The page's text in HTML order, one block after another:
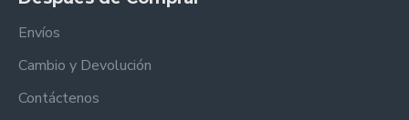
Envíos
Cambio y Devolución
Contáctenos